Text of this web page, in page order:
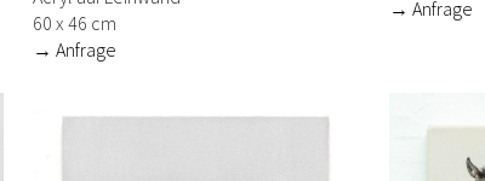
60 x 46 cm
→ Anfrage
→ Anfrage